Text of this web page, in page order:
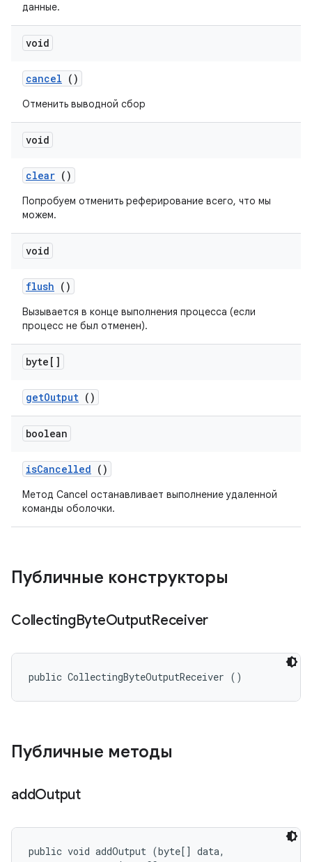
данные.
void
cancel ()
Отменить выводной сбор
void
clear ()
Попробуем отменить реферирование всего, что мы
можем.
void
flush ()
Вызывается в конце выполнения процесса (если
процесс не был отменен).
byte[]
getOutput ()
boolean
isCancelled ()
Метод Cancel останавливает выполнение удаленной
команды оболочки.
Публичные конструкторы
CollectingByteOutputReceiver
public CollectingByteOutputReceiver ()
Публичные методы
addOutput
public void addOutput (byte[] data,